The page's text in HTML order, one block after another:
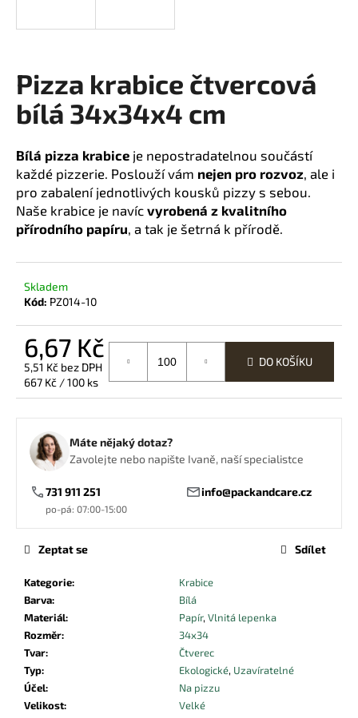
Pizza krabice čtvercová
bílá 34x34x4 cm
Bílá pizza krabice je nepostradatelnou součástí
každé pizzerie. Poslouží vám nejen pro rozvoz , ale i
pro zabalení jednotlivých kousků pizzy s sebou.
Naše krabice je navíc vyrobená z kvalitního
přírodního papíru , a tak je šetrná k přírodě.
Skladem
Kód: PZ014-10
6,67 Kč
5,51 Kč bez DPH
Měrná
cena:
667 Kč / 100 ks
DO KOŠÍKU
Máte nějaký dotaz?
Zavolejte nebo napište Ivaně, naší specialistce
731 911 251
po-pá: 07:00-15:00
info@packandcare.cz
Kategorie:
Krabice
Barva:
Bílá
Materiál: Papír, Vlnitá lepenka
Rozměr:
34x34
Tvar:
Čtverec
Typ: Ekologické, Uzavíratelné
Účel:
Na pizzu
Velikost:
Velké
Zeptat se Sdílet
t
?
HLEDAT
p
o
r
u
j
e
PAPÍROVÝ
SÁČEK
HNĚDÝ
0,46
Kč